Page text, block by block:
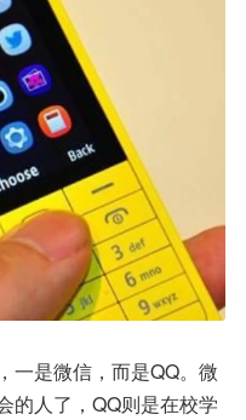
一是微信，而是QQ。微
的人了，QQ则是在校学